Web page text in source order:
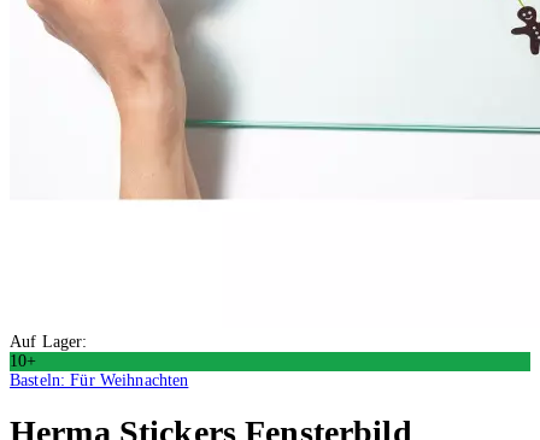
Auf Lager:
10+
Basteln: Für Weihnachten
Herma StickersFensterbild